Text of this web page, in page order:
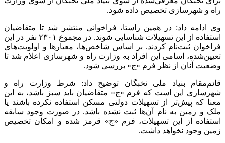
راه و شهرسازی تخصیص داده شود.
وی ادامه داد: در همین راستا، فراخوانی منتشر شد تا متقاضیان
استفاده از این تسهیلات شناسایی شوند. در مجموع ۲۳۰۱ نفر در این
فراخوان ثبت‌نام کردند. بر اساس شاخص‌ها، معیارها و اولویت‌های
تعیین‌شده، اسامی این افراد به وزارت راه و شهرسازی اعلام شد تا
وضعیت آنان از نظر فرم «ج» بررسی شود.
قائم‌مقام بنیاد ملی نخبگان توضیح داد: شرط وزارت راه و
شهرسازی این است که فرم «ج» متقاضیان باید سبز باشد، به این
معنا که پیش‌تر از تسهیلات دولتی مسکن استفاده نکرده باشند یا
ملک و زمین به نام آن‌ها ثبت نشده باشد. در صورت وجود سابقه
استفاده از این تسهیلات، فرم «ج» قرمز شده و امکان تخصیص
زمین وجود نخواهد داشت.